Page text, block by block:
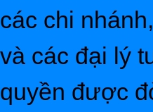
các chi
và các đại lý
quyền được